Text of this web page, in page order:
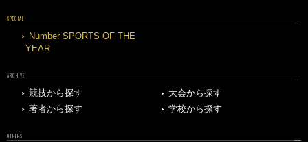
SPECIAL
Number SPORTS OF THE
YEAR
ARCHIVE
競技から探す
大会から探す
著者から探す
学校から探す
OTHERS